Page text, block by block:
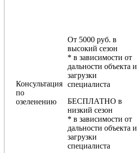
Консультация
по
озеленению
От 5000 руб. в
высокий сезон
* в зависимости от
дальности объекта и
загрузки
специалиста
БЕСПЛАТНО в
низкий сезон
* в зависимости от
дальности объекта и
загрузки
специалиста